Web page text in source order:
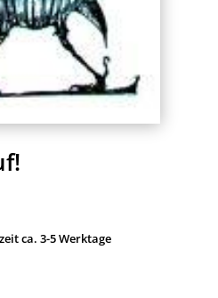
ca. 3-5 Werktage